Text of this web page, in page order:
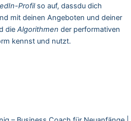
Profilso auf, dassdu dich
mit deinen Angeboten und deiner
die Algorithmen der performativen
kennst und nutzt.